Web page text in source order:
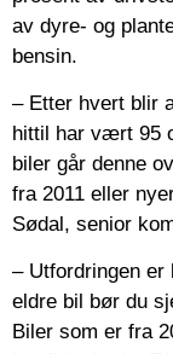
av dyre- og
bensin.
– Etter hvert blir
hittil har vært 95
biler går denne
fra 2011 eller
Sødal, senior
– Utfordringen er
eldre bil bør du
Biler som er fra